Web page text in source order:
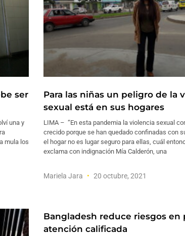
ser
una y
mula los
Para las niñas un peligro de la
sexual está en sus hogares
LIMA – “En esta pandemia la violencia sexual
crecido porque se han quedado confinadas con
el hogar no es lugar seguro para ellas, cuál
exclama con indignación Mía Calderón, una
Mariela Jara 20 octubre, 2021
Bangladesh reduce riesgos en
atención calificada